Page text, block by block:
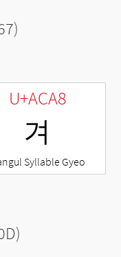
U+ACA8
겨
Syllable Gyeo